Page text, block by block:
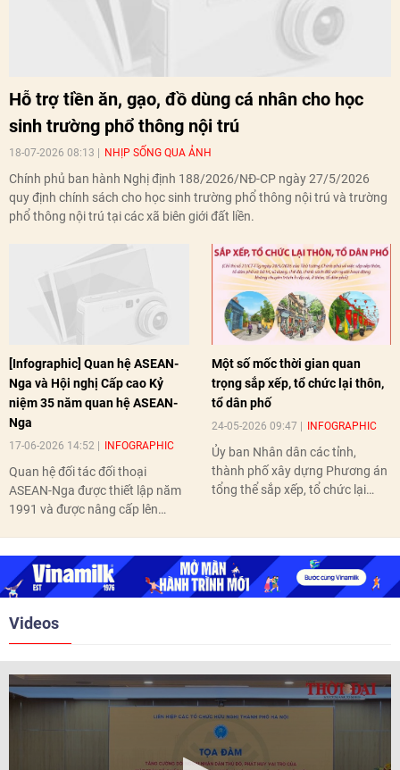
Multimedia Xem trên
Hỗ trợ tiền ăn, gạo, đồ dùng cá nhân cho học
sinh trường phổ thông nội trú
18-07-2026 08:13 NHỊP SỐNG QUA ẢNH
Chính phủ ban hành Nghị định 188/2026/NĐ-CP ngày 27/5/2026
quy định chính sách cho học sinh trường phổ thông nội trú và trường
phổ thông nội trú tại các xã biên giới đất liền.
[Infographic] Quan hệ ASEAN-
Nga và Hội nghị Cấp cao Kỷ
17-06-2026 14:52 INFOGRAPHIC
Quan hệ đối tác đối thoại
quan hệ Đối tác chiến lược năm
Một số mốc thời gian quan
24-05-2026 09:47 INFOGRAPHIC
Ủy ban Nhân dân các tỉnh,
thành phố xây dựng Phương án
tổng thể sắp xếp, tổ chức lại
thôn, tổ dân phố hoàn thành
trước ngày 10/6/2026.